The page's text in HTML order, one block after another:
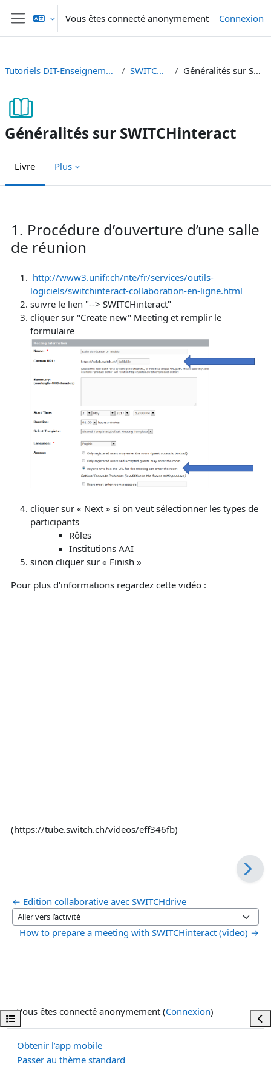
Passer au contenu principal
Panneau latéral
Vous êtes connecté anonymement Connexion
Ouvrir l’index du cours
Tutoriels DIT-Enseignement et Recherche SWITCHinteract Généralités sur SWITCHinteract
Généralités sur SWITCHinteract
Livre Plus
1. Procédure d’ouverture d’une salle
de réunion
http://www3.unifr.ch/nte/fr/services/outils-
logiciels/switchinteract-collaboration-en-ligne.html
suivre le lien "--> SWITCHinteract"
cliquer sur "Create new" Meeting et remplir le
formulaire
cliquer sur « Next » si on veut sélectionner les types de
participants
Rôles
Institutions AAI
sinon cliquer sur « Finish »
Pour plus d'informations regardez cette vidéo :
(https://tube.switch.ch/videos/eff346fb)
← Edition collaborative avec SWITCHdrive
Aller vers l’activité
How to prepare a meeting with SWITCHinteract (video) →
Vous êtes connecté anonymement (Connexion)
Obtenir l’app mobile
Passer au thème standard